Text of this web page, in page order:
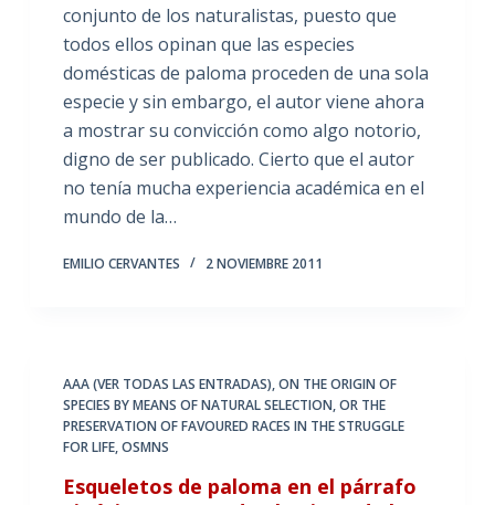
conjunto de los naturalistas, puesto que
todos ellos opinan que las especies
domésticas de paloma proceden de una sola
especie y sin embargo, el autor viene ahora
a mostrar su convicción como algo notorio,
digno de ser publicado. Cierto que el autor
no tenía mucha experiencia académica en el
mundo de la…
EMILIO CERVANTES 2 NOVIEMBRE 2011
AAA (VER TODAS LAS ENTRADAS),ON THE ORIGIN OF
SPECIES BY MEANS OF NATURAL SELECTION,OR THE
PRESERVATION OF FAVOURED RACES IN THE STRUGGLE
FOR LIFE,OSMNS
Esqueletos de paloma en el párrafo